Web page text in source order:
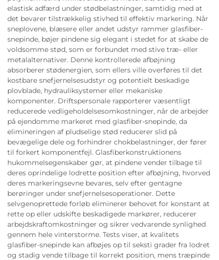
elastisk adfærd under stødbelastninger, samtidig med at
det bevarer tilstrækkelig stivhed til effektiv markering. Når
sneplovene, blæsere eller andet udstyr rammer glasfiber-
snepinde, bøjer pindene sig elegant i stedet for at skabe de
voldsomme stød, som er forbundet med stive træ- eller
metalalternativer. Denne kontrollerede afbøjning
absorberer stødenergien, som ellers ville overføres til det
kostbare snefjernelsesudstyr og potentielt beskadige
plovblade, hydrauliksystemer eller mekaniske
komponenter. Driftspersonale rapporterer væsentligt
reducerede vedligeholdelsesomkostninger, når de arbejder
på ejendomme markeret med glasfiber-snepinde, da
elimineringen af pludselige stød reducerer slid på
bevægelige dele og forhindrer chokbelastninger, der fører
til forkert komponentfejl. Glasfiberkonstruktionens
hukommelsegenskaber gør, at pindene vender tilbage til
deres oprindelige lodrette position efter afbøjning, hvorved
deres markeringsevne bevares, selv efter gentagne
berøringer under snefjernelsesoperationer. Dette
selvgenoprettede forløb eliminerer behovet for konstant at
rette op eller udskifte beskadigede markører, reducerer
arbejdskraftomkostninger og sikrer vedvarende synlighed
gennem hele vinterstorme. Tests viser, at kvalitets
glasfiber-snepinde kan afbøjes op til seksti grader fra lodret
og stadig vende tilbage til korrekt position, mens træpinde